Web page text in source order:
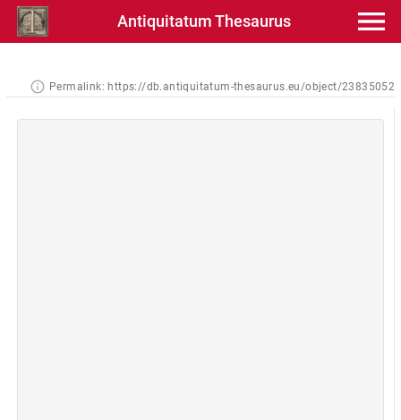
Antiquitatum Thesaurus
Permalink: https://db.antiquitatum-thesaurus.eu/object/23835052